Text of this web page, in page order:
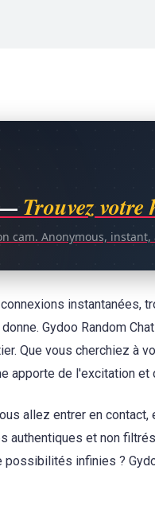
Trouvez votre
cam. Anonymous,
instantanées,
Gydoo Random
Que vous cherchiez à
apporte de l'excitation
allez entrer en
authentiques et non
possibilités infinies ?